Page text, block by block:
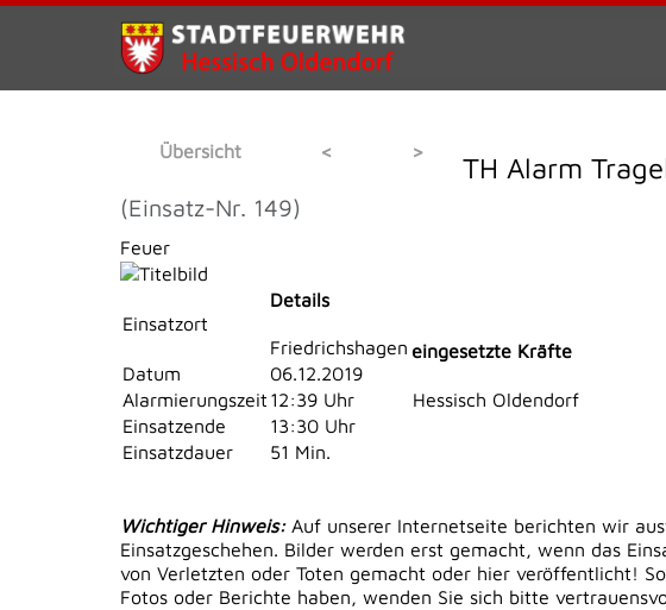
Übersicht < > TH Alarm
(Einsatz-Nr. 149)
Feuer
Einsatzort
Details
Friedrichshagen
Datum
06.12.2019
Alarmierungszeit 12:39 Uhr
Einsatzende
13:30 Uhr
Einsatzdauer
51 Min.
eingesetzte Kräfte
Hessisch Oldendorf
Wichtiger Hinweis: Auf unserer Internetseite berichten wir
Einsatzgeschehen. Bilder werden erst gemacht, wenn das
von Verletzten oder Toten gemacht oder hier veröffentlicht!
Fotos oder Berichte haben, wenden Sie sich bitte